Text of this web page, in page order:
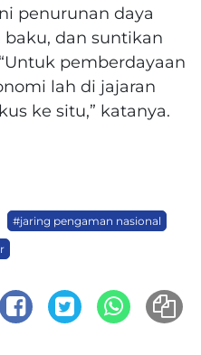
penurunan daya
dan suntikan
pemberdayaan
lah di jajaran
ke situ,” katanya.
#jaring pengaman nasional